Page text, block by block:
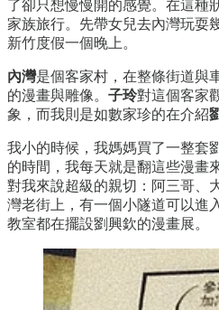
了卻只想慢慢開的感覺。在這種
家族旅行。先帶女兒去內灣玩耍
新竹度假一個晚上。
內灣是個客家村，在整條街道與
的漫畫與雕像。 子玲對這個客家
象，而我則是如數家珍的在介紹
我小的時候，我媽媽買了一整套
的時間，我每天就是翻這些漫畫
對我來說超級的親切：阿三哥
灣老街上，有一個小隧道可以進
教室都在擺設劉興欽的漫畫展。